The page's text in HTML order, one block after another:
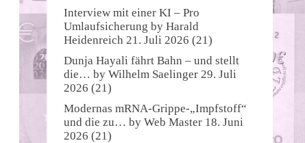
Interview mit einer KI – Pro
Umlaufsicherung by Harald
Heidenreich 21. Juli 2026 (21)
Dunja Hayali fährt Bahn – und stellt
die… by Wilhelm Saelinger 29. Juli
2026 (21)
Modernas mRNA-Grippe-„Impfstoff“
und die zu… by Web Master 18. Juni
2026 (21)